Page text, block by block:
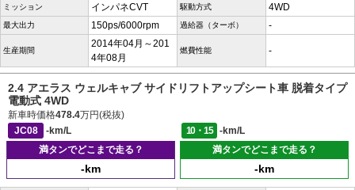
ミッション インパネCVT 駆動方式 4WD
最大出力 150ps/6000rpm 過給器（ターボ） -
生産期間
2014年04月～201
4年08月
燃費性能 -
2.4 アエラス ウェルキャブ サイドリフトアップシート車 脱着タイプ
電動式 4WD
新車時価格478.4万円(税抜)
JC08
-km/L 10・15
-km/L
満タンでどこまで走る？
-km
満タンでどこまで走る？
-km